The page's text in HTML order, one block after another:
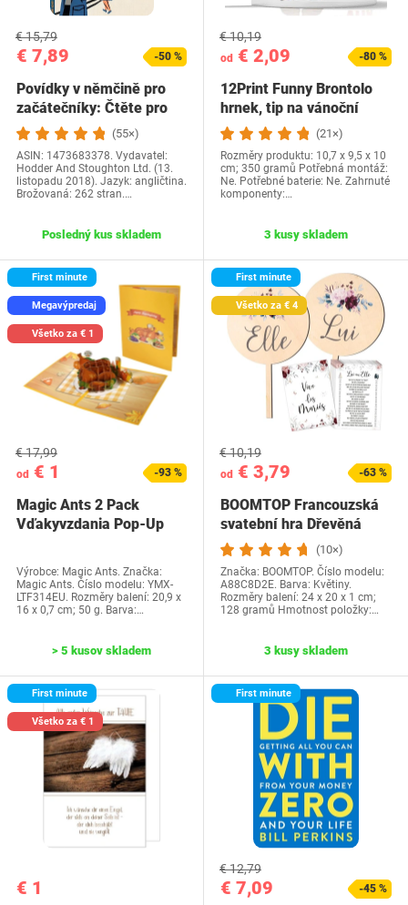
€ 7,89
€ 15,79
-50 %
Povídky v němčině pro
začátečníky: Čtěte pro
radost na své…(55×)
ASIN: 1473683378. Vydavatel:
Hodder And Stoughton Ltd. (13.
listopadu 2018). Jazyk: angličtina.
Brožovaná: 262 stran.…
Posledný kus skladem
od € 2,09
€ 10,19
-80 %
12Print Funny Brontolo
hrnek, tip na vánoční
dárek a…
(21×)
Rozměry produktu: 10,7 x 9,5 x 10
cm; 350 gramů Potřebná montáž:
Ne. Potřebné baterie: Ne. Zahrnuté
komponenty:…
3 kusy skladem
First minute
Megavýpredaj
Všetko za € 1
od € 1
€ 17,99
-93 %
Magic Ants 2 Pack
Vďakyvzdania Pop-Up
Výrobce: Magic Ants. Značka:
Magic Ants. Číslo modelu: YMX-
LTF314EU. Rozměry balení: 20,9 x
16 x 0,7 cm; 50 g. Barva:…
> 5 kusov skladem
First minute
Všetko za € 4
od € 3,79
€ 10,19
-63 %
BOOMTOP Francouzská
svatební hra Dřevěná
cedulka a kvízové…
(10×)
Značka: BOOMTOP. Číslo modelu:
A88C8D2E. Barva: Květiny.
Rozměry balení: 24 x 20 x 1 cm;
128 gramů Hmotnost položky:…
3 kusy skladem
First minute
Všetko za € 1
€ 1
First minute
€ 7,09
€ 12,79
-45 %